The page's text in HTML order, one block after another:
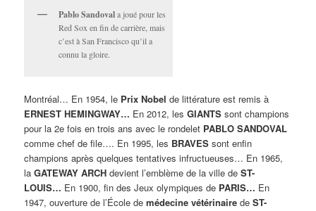
Pablo Sandovala joué pour les
Red Sox en fin de carrière, mais
c’est à San Francisco qu’il a
connu la gloire.
Montréal… En 1954, le Prix Nobel de littérature est remis à
ERNEST HEMINGWAY… En 2012, lesGIANTS sont champions
pour la 2e fois en trois ans avec le rondelet PABLO SANDOVAL
comme chef de file…. En 1995, les BRAVES sont enfin
champions après quelques tentatives infructueuses… En 1965,
laGATEWAY ARCH devient l’emblème de la ville deST-
LOUIS… En 1900, fin des Jeux olympiques de PARIS… En
1947, ouverture de l’École demédecine vétérinaire deST-